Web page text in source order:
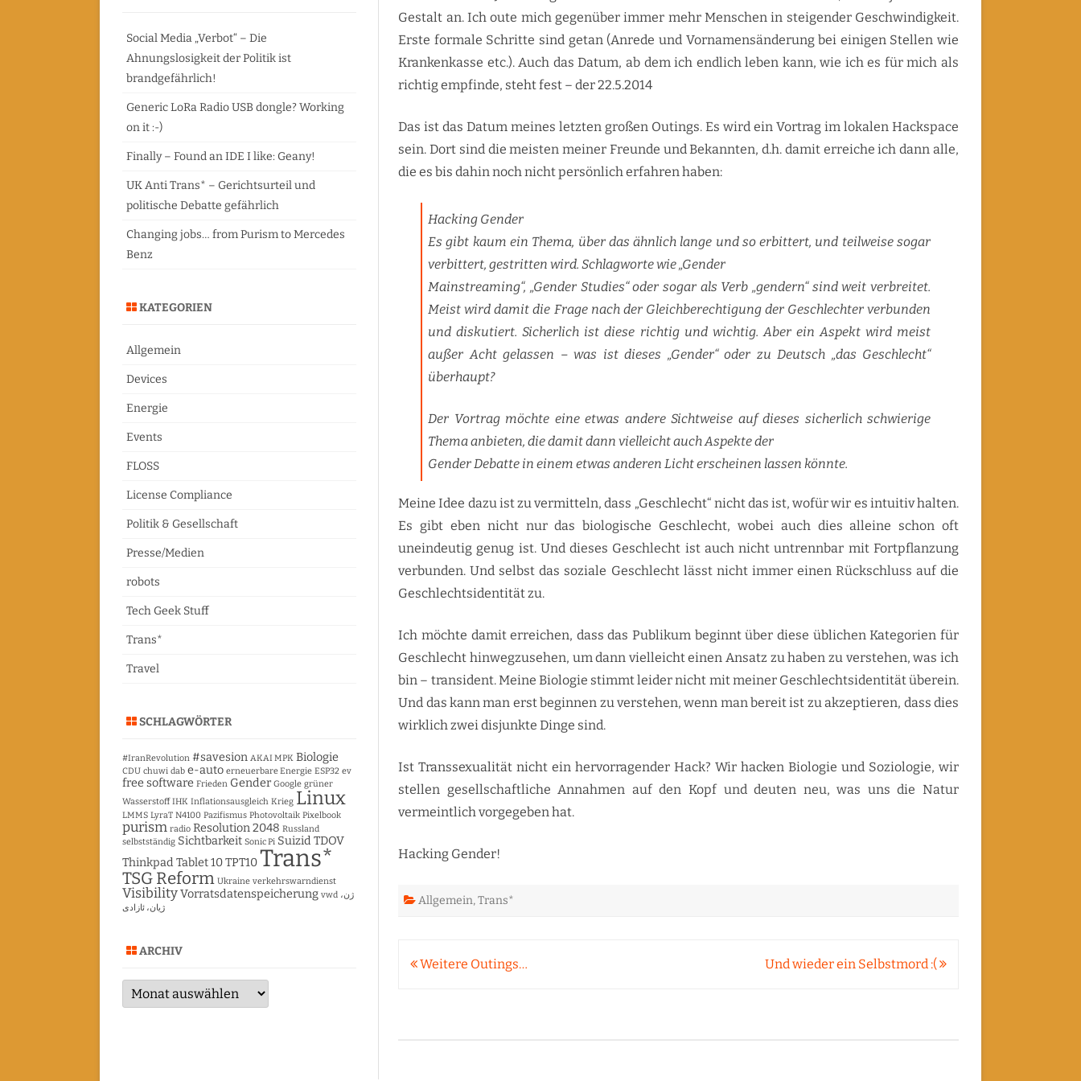
REVIEW, GENERAL INFORMATION
ZIK BLUETOOTH PROTOCOL
HORMONE
VORNAME OHNE VÄ/PÄ
ARTIKEL UND VORTRÄGE
Gestalt an. Ich oute mich gegenüber immer mehr Menschen in steigender Geschwindigkeit.
Erste formale Schritte sind getan (Anrede und Vornamensänderung bei einigen Stellen wie
Krankenkasse etc.). Auch das Datum, ab dem ich endlich leben kann, wie ich es für mich als
richtig empfinde, steht fest – der 22.5.2014
Das ist das Datum meines letzten großen Outings. Es wird ein Vortrag im lokalen Hackspace
sein. Dort sind die meisten meiner Freunde und Bekannten, d.h. damit erreiche ich dann alle,
die es bis dahin noch nicht persönlich erfahren haben:
Hacking Gender
Es gibt kaum ein Thema, über das ähnlich lange und so erbittert, und teilweise sogar
verbittert, gestritten wird. Schlagworte wie „Gender
Mainstreaming“, „Gender Studies“ oder sogar als Verb „gendern“ sind weit verbreitet.
Meist wird damit die Frage nach der Gleichberechtigung der Geschlechter verbunden
und diskutiert. Sicherlich ist diese richtig und wichtig. Aber ein Aspekt wird meist
außer Acht gelassen – was ist dieses „Gender“ oder zu Deutsch „das Geschlecht“
überhaupt?
Der Vortrag möchte eine etwas andere Sichtweise auf dieses sicherlich schwierige
Thema anbieten, die damit dann vielleicht auch Aspekte der
Gender Debatte in einem etwas anderen Licht erscheinen lassen könnte.
Meine Idee dazu ist zu vermitteln, dass „Geschlecht“ nicht das ist, wofür wir es intuitiv halten.
Es gibt eben nicht nur das biologische Geschlecht, wobei auch dies alleine schon oft
uneindeutig genug ist. Und dieses Geschlecht ist auch nicht untrennbar mit Fortpflanzung
verbunden. Und selbst das soziale Geschlecht lässt nicht immer einen Rückschluss auf die
Geschlechtsidentität zu.
Ich möchte damit erreichen, dass das Publikum beginnt über diese üblichen Kategorien für
Geschlecht hinwegzusehen, um dann vielleicht einen Ansatz zu haben zu verstehen, was ich
bin – transident. Meine Biologie stimmt leider nicht mit meiner Geschlechtsidentität überein.
Und das kann man erst beginnen zu verstehen, wenn man bereit ist zu akzeptieren, dass dies
wirklich zwei disjunkte Dinge sind.
Ist Transsexualität nicht ein hervorragender Hack? Wir hacken Biologie und Soziologie, wir
stellen gesellschaftliche Annahmen auf den Kopf und deuten neu, was uns die Natur
vermeintlich vorgegeben hat.
Hacking Gender!
Allgemein,Trans*
Beitragsnavigation
Weitere Outings… Und wieder ein Selbstmord :(
Social Media „Verbot“ – Die
Ahnungslosigkeit der Politik ist
brandgefährlich!
Generic LoRa Radio USB dongle? Working
on it :-)
Finally – Found an IDE I like: Geany!
UK Anti Trans* – Gerichtsurteil und
politische Debatte gefährlich
Changing jobs… from Purism to Mercedes
Benz
KATEGORIEN
Allgemein
Devices
Energie
Events
FLOSS
License Compliance
Politik & Gesellschaft
Presse/Medien
robots
Tech Geek Stuff
Trans*
Travel
SCHLAGWÖRTER
#IranRevolution #savesion AKAI MPK Biologie
CDU chuwi dab e-auto erneuerbare Energie ESP32 ev
free software Frieden Gender Google grüner
Wasserstoff IHK Inflationsausgleich Krieg Linux
LMMS LyraT N4100 Pazifismus Photovoltaik Pixelbook
purism radio Resolution 2048 Russland
selbstständig Sichtbarkeit Sonic Pi Suizid TDOV
Thinkpad Tablet 10TPT10Trans*
TSG Reform Ukraine verkehrswarndienst
VisibilityVorratsdatenspeicherung vwd ژن،
ژیان، ئازادی
ARCHIV
Archiv